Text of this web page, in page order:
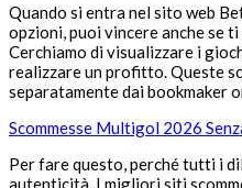
Quando si entra nel sito web
opzioni, puoi vincere anche se
Cerchiamo di visualizzare i
realizzare un profitto. Queste
separatamente dai bookmaker
Scommesse Multigol 2026
Per fare questo, perché tutti i
autenticità. I migliori siti